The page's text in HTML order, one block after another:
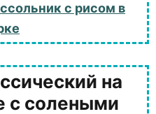
с рисом в
на
с солеными